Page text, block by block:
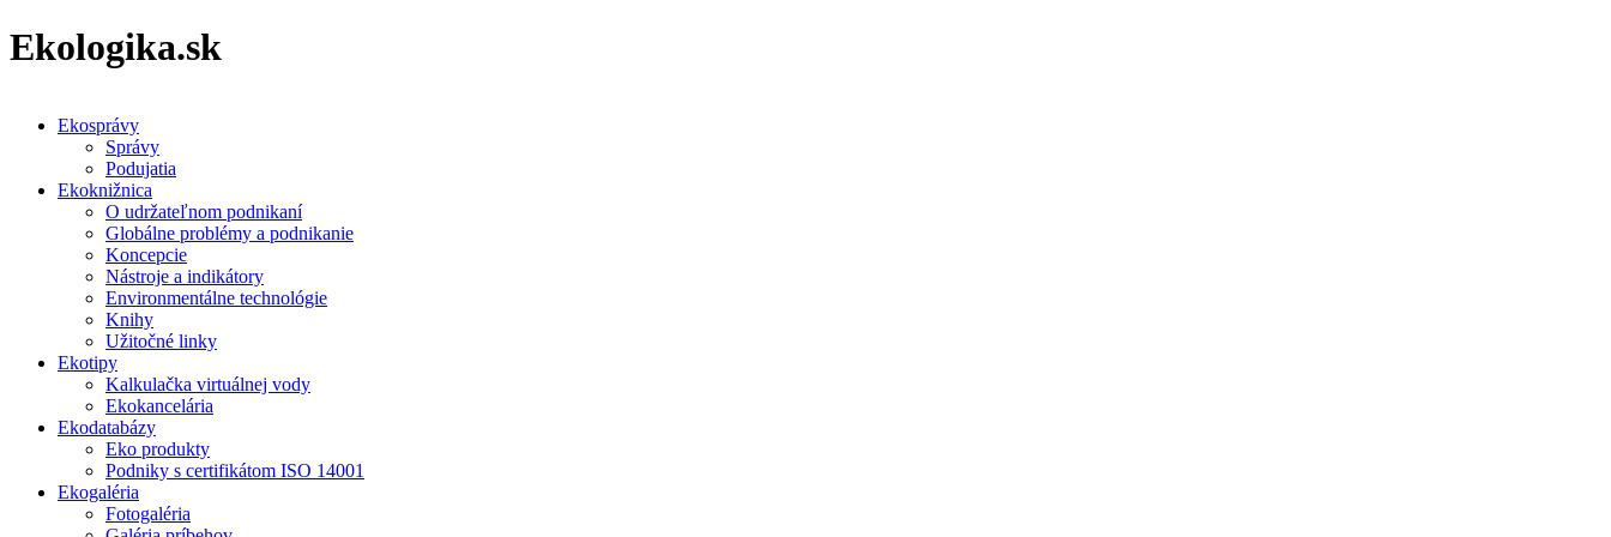
Ekologika.sk
Ekosprávy
Správy
Podujatia
Ekoknižnica
O udržateľnom podnikaní
Globálne problémy a podnikanie
Koncepcie
Nástroje a indikátory
Environmentálne technológie
Knihy
Užitočné linky
Ekotipy
Kalkulačka virtuálnej vody
Ekokancelária
Ekodatabázy
Eko produkty
Podniky s certifikátom ISO 14001
Ekogaléria
Fotogaléria